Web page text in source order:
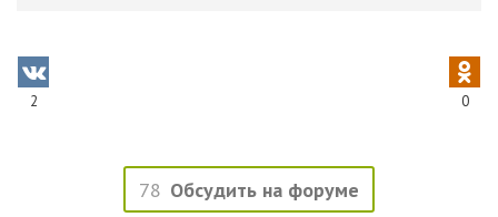
2 0
78 Обсудить на форуме